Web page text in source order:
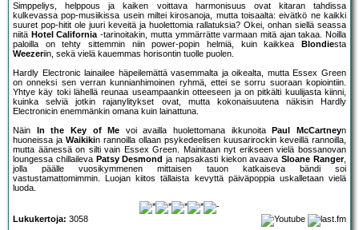
Simppeliys, helppous ja kaiken voittava harmonisuus ovat kitaran tahdissa
kulkevassa pop-musiikissa usein miltei kirosanoja, mutta toisaalta: eivätkö ne kaikki
suuret pop-hitit ole juuri keveitä ja huolettomia rallatuksia? Okei, onhan siellä seassa
niitä Hotel California-tarinoitakin, mutta ymmärrätte varmaan mitä ajan takaa. Noilla
paloilla on tehty sittemmin niin power-popin helmiä, kuin kaikkea
Blondiesta
Weezeriin, sekä vielä kauemmas horisontin tuolle puolen.
Hardly Electronic lainailee häpeilemättä vasemmalta ja oikealta, mutta Essex Green
on onneksi sen verran kunnianhimoinen ryhmä, ettei se sorru suoraan kopiointiin.
Yhtye käy toki lähellä reunaa useampaankin otteeseen ja on pitkälti kuulijasta kiinni,
kuinka selviä jotkin rajanylitykset ovat, mutta kokonaisuutena näkisin Hardly
Electronicin enemmänkin omana kuin lainattuna.
Näin
In the Key of Me voi availla huolettomana ikkunoita Paul McCartneyn
huoneissa ja Waikikin rannoilla ollaan psykedeelisen kuusarirockin keveillä rannoilla,
mutta äänessä on silti vain Essex Green. Mainitaan nyt erikseen vielä bossanovan
loungessa chillaileva Patsy Desmond ja napsakasti kiekon avaavaSloane Ranger,
jolla päälle vuosikymmenen mittaisen tauon katkaiseva bändi soi
vastustamattomimmin. Luojan kiitos tällaista kevyttä päiväpoppia uskalletaan vielä
luoda.
Lukukertoja: 3058